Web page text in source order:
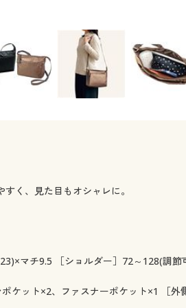
く、見た目もオシャレに。
マチ9.5 ［ショルダー］72～128(調節
ケット×2、ファスナーポケット×1 ［